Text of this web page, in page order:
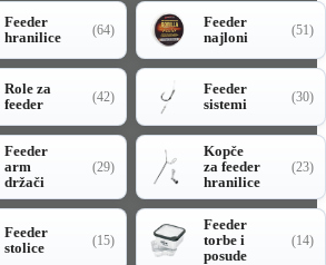
Feeder
hranilice
(64)
Feeder
najloni
(51)
Role za
feeder
(42)
Feeder
sistemi
(30)
Feeder
arm
držači
(29)
Kopče
za feeder
hranilice
(23)
Feeder
stolice
(15)
Feeder
torbe i
posude
(14)